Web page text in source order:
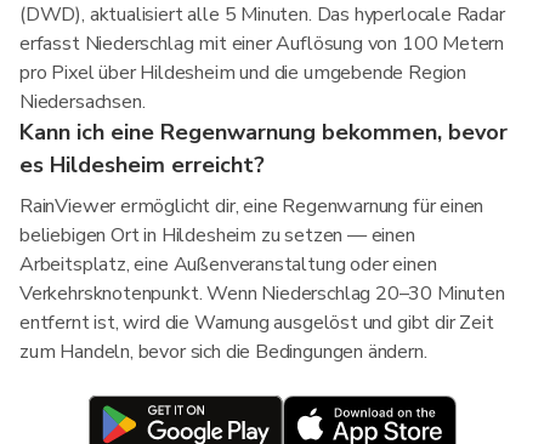
(DWD), aktualisiert alle 5 Minuten. Das hyperlocale Radar
erfasst Niederschlag mit einer Auflösung von 100 Metern
pro Pixel über Hildesheim und die umgebende Region
Niedersachsen.
Kann ich eine Regenwarnung bekommen, bevor
es Hildesheim erreicht?
RainViewer ermöglicht dir, eine Regenwarnung für einen
beliebigen Ort in Hildesheim zu setzen — einen
Arbeitsplatz, eine Außenveranstaltung oder einen
Verkehrsknotenpunkt. Wenn Niederschlag 20–30 Minuten
entfernt ist, wird die Warnung ausgelöst und gibt dir Zeit
zum Handeln, bevor sich die Bedingungen ändern.